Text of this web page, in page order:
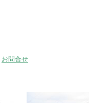
お問合せ